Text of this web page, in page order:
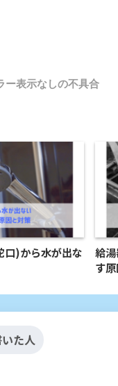
ー表示なしの不具合
口)から水が出な
給
す
た人